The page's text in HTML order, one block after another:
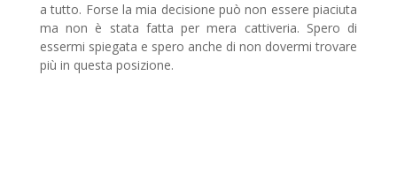
a tutto. Forse la mia decisione può non essere piaciuta
ma non è stata fatta per mera cattiveria. Spero di
essermi spiegata e spero anche di non dovermi trovare
più in questa posizione.